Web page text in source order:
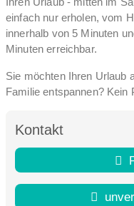
einfach nur erholen, vom
innerhalb von 5 Minuten
Minuten erreichbar.
Sie möchten Ihren Urlaub
Familie entspannen? Kein
auch viele Möglichkeiten
Skigebiet Sternrodt in
Auch die Wintersport
innerhalb kürzester Zeit
Bestwig ist mit dem Auto
Kontakt